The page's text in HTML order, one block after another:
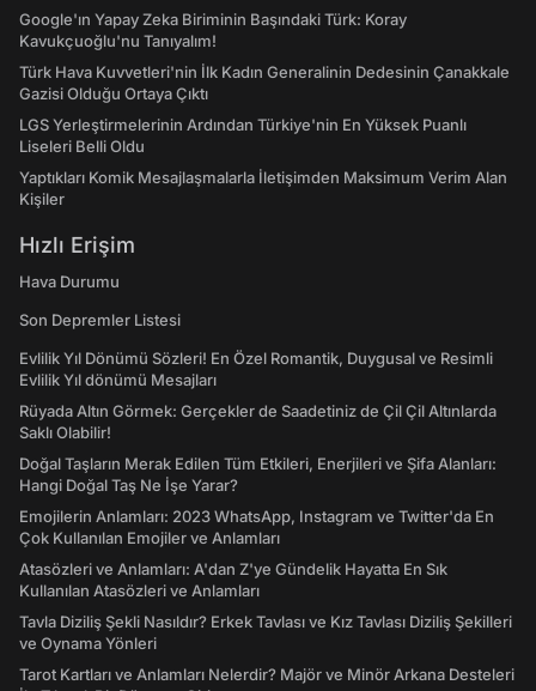
Google'ın Yapay Zeka Biriminin Başındaki Türk: Koray
Kavukçuoğlu'nu Tanıyalım!
Türk Hava Kuvvetleri'nin İlk Kadın Generalinin Dedesinin Çanakkale
Gazisi Olduğu Ortaya Çıktı
LGS Yerleştirmelerinin Ardından Türkiye'nin En Yüksek Puanlı
Liseleri Belli Oldu
Yaptıkları Komik Mesajlaşmalarla İletişimden Maksimum Verim Alan
Kişiler
Hızlı Erişim
Hava Durumu
Son Depremler Listesi
Evlilik Yıl Dönümü Sözleri! En Özel Romantik, Duygusal ve Resimli
Evlilik Yıl dönümü Mesajları
Rüyada Altın Görmek: Gerçekler de Saadetiniz de Çil Çil Altınlarda
Saklı Olabilir!
Doğal Taşların Merak Edilen Tüm Etkileri, Enerjileri ve Şifa Alanları:
Hangi Doğal Taş Ne İşe Yarar?
Emojilerin Anlamları: 2023 WhatsApp, Instagram ve Twitter'da En
Çok Kullanılan Emojiler ve Anlamları
Atasözleri ve Anlamları: A'dan Z'ye Gündelik Hayatta En Sık
Kullanılan Atasözleri ve Anlamları
Tavla Diziliş Şekli Nasıldır? Erkek Tavlası ve Kız Tavlası Diziliş Şekilleri
ve Oynama Yönleri
Tarot Kartları ve Anlamları Nelerdir? Majör ve Minör Arkana Desteleri